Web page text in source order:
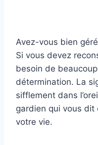
Avez-vous bien
Si vous devez
besoin de
détermination. La
sifflement dans
gardien qui vous
votre vie.